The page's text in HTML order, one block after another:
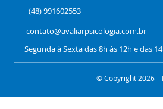
(48) 991602553
contato@avaliarpsicologia.com.br
Segunda à Sexta das 8h às 12h e das
© Copyright 2026 -